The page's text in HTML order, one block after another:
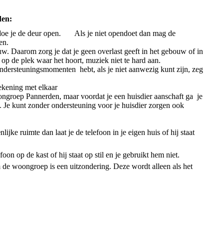
je de deur open. Als je niet opendoet dan mag de
Daarom zorg je dat je geen overlast geeft in het gebouw of in
plek waar het hoort, muziek niet te hard aan.
hebt, als je niet aanwezig kunt zijn, zeg
met elkaar
Pannerden, maar voordat je een huisdier aanschaft ga je
kunt zonder ondersteuning voor je huisdier zorgen ook
ruimte dan laat je de telefoon in je eigen huis of hij staat
op de kast of hij staat op stil en je gebruikt hem niet.
is een uitzondering. Deze wordt alleen als het